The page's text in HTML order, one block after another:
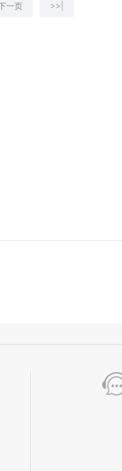
一页 >>|